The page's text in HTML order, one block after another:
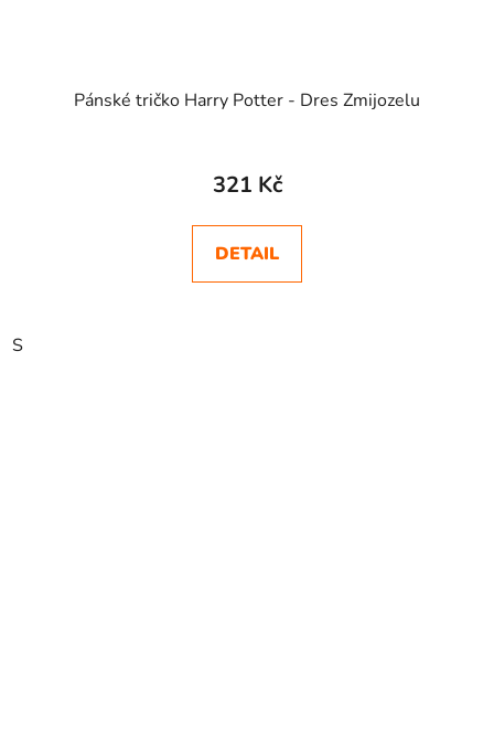
Pánské tričko Harry Potter - Dres Zmijozelu
hodnocení
je
5,0
321 Kč
DETAIL
S